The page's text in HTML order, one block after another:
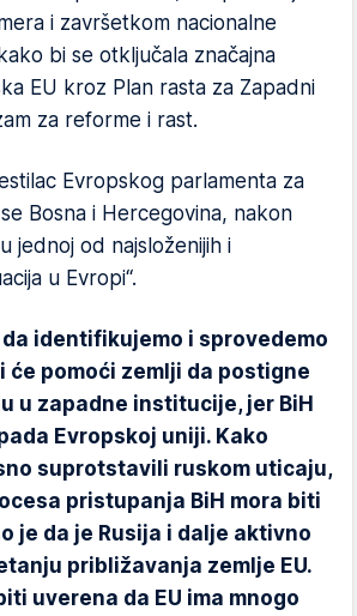
i završetkom nacionalne
bi se otključala značajna
EU kroz Plan rasta za Zapadni
za reforme i rast.
Evropskog parlamenta za
Bosna i Hercegovina, nakon
jednoj od najsloženijih i
u Evropi“.
identifikujemo i sprovedemo
će pomoći zemlji da postigne
u zapadne institucije, jer BiH
Evropskoj uniji. Kako
suprotstavili ruskom uticaju,
pristupanja BiH mora biti
je da je Rusija i dalje aktivno
približavanja zemlje EU.
uverena da EU ima mnogo